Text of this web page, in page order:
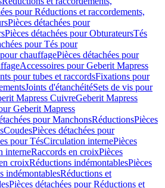
pour Réductions et raccordements,
Pièces détachées pour
Pièces détachées pour ObturateursTés
pour Tés pour
chauffagePièces détachées pour
Accessoires pour Geberit Mapress
pour tubes et raccordsFixations pour
Joints d'étanchéitéSets de vis pour
Mapress CuivreGeberit Mapress
Geberit Mapress
pour ManchonsRéductionsPièces
CoudesPièces détachées pour
pour TésCirculation internePièces
interneRaccords en croixPièces
croixRéductions indémontablesPièces
indémontablesRéductions et
Pièces détachées pour Réductions et